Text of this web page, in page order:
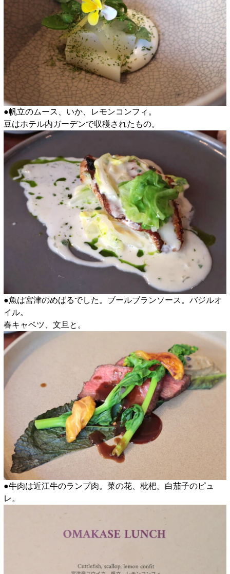
●帆立のムース、いか、レモンコンフィ。
豆はホテル内ガーデンで収穫されたもの。
●魚は宮津のめばるでした。ブールブランソース。バジルオ
イル。
春キャベツ、文旦と。
●牛肉は近江牛のランプ肉。菜の花、枇杷。白茄子のピュ
レ。